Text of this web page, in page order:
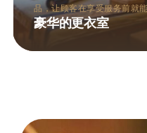
进血液循环。两种桑拿方式
多功能的桑拿区